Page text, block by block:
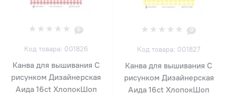
0
Код товара: 001826
Канва для вышивания С
рисунком Дизайнерская
Аида 16ct ХлопокШоп
0
Код товара: 001827
Канва для вышивания С
рисунком Дизайнерская
Аида 16ct ХлопокШоп